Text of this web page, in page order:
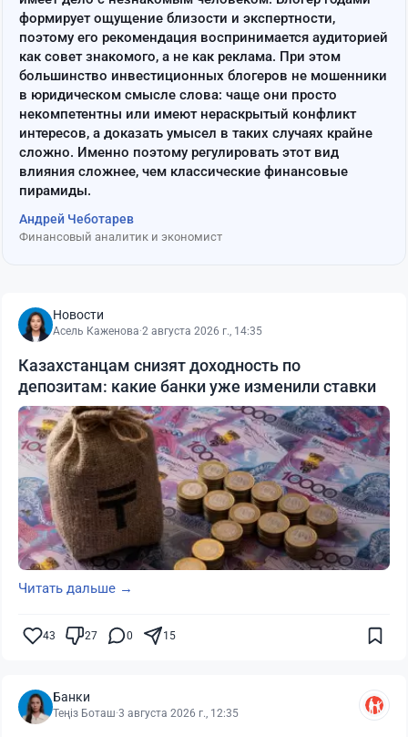
формирует ощущение близости и экспертности,
поэтому его рекомендация воспринимается аудиторией
как совет знакомого, а не как реклама. При этом
большинство инвестиционных блогеров не мошенники
в юридическом смысле слова: чаще они просто
некомпетентны или имеют нераскрытый конфликт
интересов, а доказать умысел в таких случаях крайне
сложно. Именно поэтому регулировать этот вид
влияния сложнее, чем классические финансовые
пирамиды.
Андрей Чеботарев
Финансовый аналитик и экономист
Новости
Асель Каженова·2 августа 2026 г., 14:35
Казахстанцам снизят доходность по
депозитам: какие банки уже изменили ставки
Читать дальше →
43 27 0 15
Банки
Теңіз Боташ·3 августа 2026 г., 12:35